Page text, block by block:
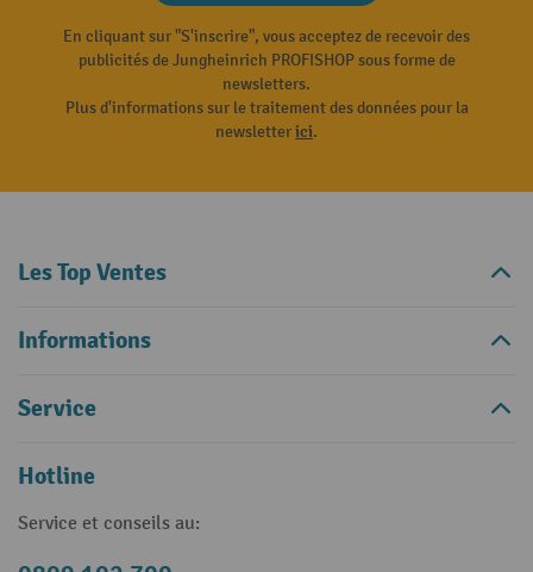
En cliquant sur "S'inscrire", vous acceptez de recevoir des
publicités de Jungheinrich PROFISHOP sous forme de
newsletters.
Plus d'informations sur le traitement des données pour la
newsletterici.
Les Top Ventes
Informations
Service
Hotline
Service et conseils au: